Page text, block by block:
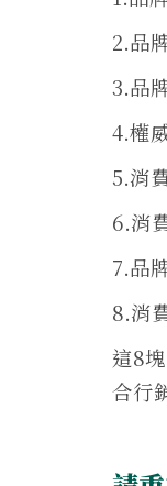
2.品
3.品
4.權
5.消
6.消
7.品
8.消
這8
合行